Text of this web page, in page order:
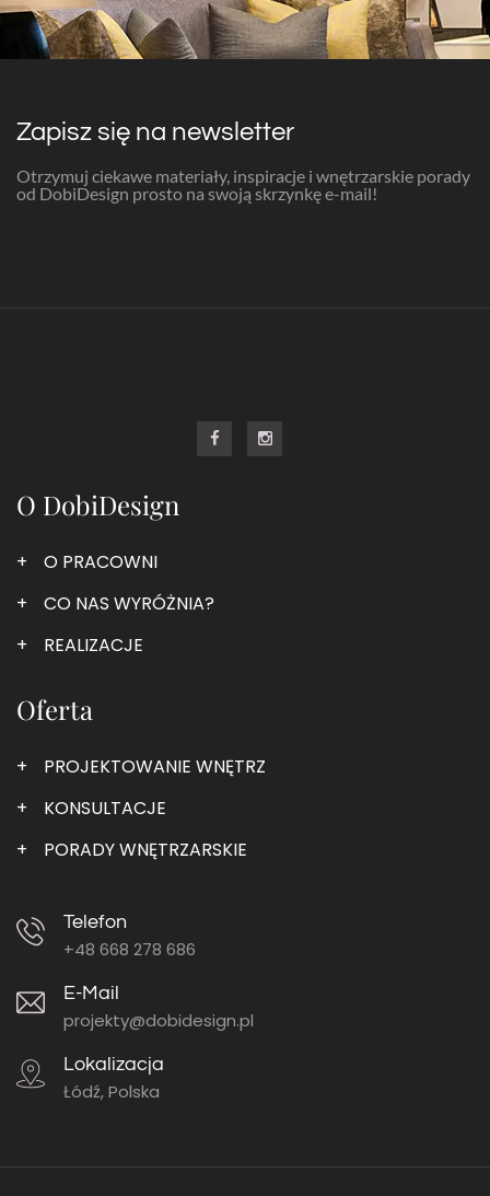
Zapisz się na newsletter
Otrzymuj ciekawe materiały, inspiracje i wnętrzarskie porady
od DobiDesign prosto na swoją skrzynkę e-mail!
O DobiDesign
O PRACOWNI
CO NAS WYRÓŻNIA?
REALIZACJE
Oferta
PROJEKTOWANIE WNĘTRZ
KONSULTACJE
PORADY WNĘTRZARSKIE
Telefon
+48 668 278 686
E-Mail
projekty@dobidesign.pl
Lokalizacja
Łódź, Polska